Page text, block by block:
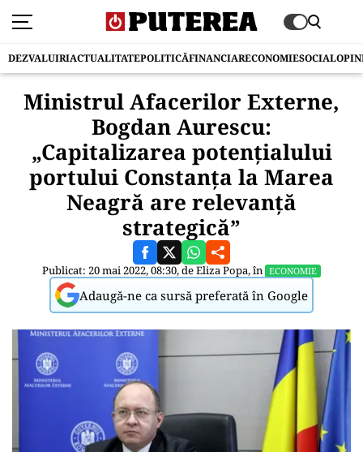
DEZVALUIRIACTUALITATEPOLITICĂFINANCIARECONOMIESOCIAL
Ministrul Afacerilor Externe,
Bogdan Aurescu:
„Capitalizarea potenţialului
portului Constanţa la Marea
Neagră are relevanţă
strategică”
Publicat: 20 mai 2022, 08:30, deEliza Popa, în ECONOMIE
Adaugă-ne ca sursă preferată în Google